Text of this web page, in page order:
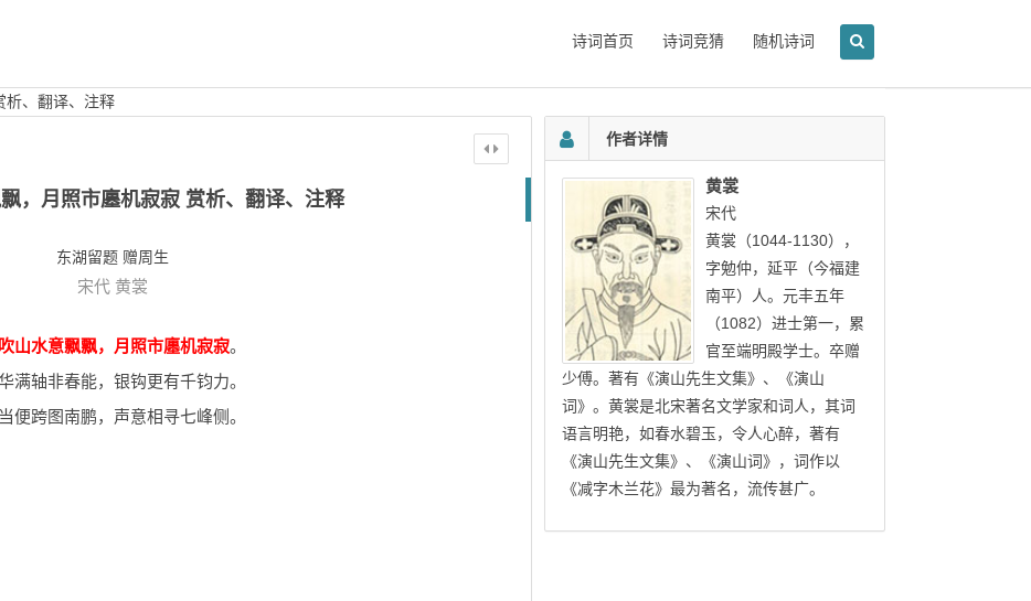
诗词首页 诗词竞猜 随机诗词
析、翻译、注释
，月照市廛机寂寂 赏析、翻译、注释
东湖留题 赠周生
宋代 黄裳
山水意飘飘，月照市廛机寂寂。
满轴非春能，银钩更有千钧力。
便跨图南鹏，声意相寻七峰侧。
作者详情
黄裳
宋代
黄裳（1044-1130），
字勉仲，延平（今福建
南平）人。元丰五年
（1082）进士第一，累
官至端明殿学士。卒赠
少傅。著有《演山先生文集》、《演山
词》。黄裳是北宋著名文学家和词人，其词
语言明艳，如春水碧玉，令人心醉，著有
《演山先生文集》、《演山词》，词作以
《减字木兰花》最为著名，流传甚广。